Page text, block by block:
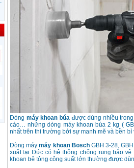
Dòng máy khoan búađược dùng nhiều
cáo… những dòng máy khoan búa 2 kg (
nhất trên thi trường bởi sự manh mẽ và bền
Dòng máymáy khoan BoschGBH 3-28,
xuất tại Đức có hệ thống chống rung bảo
khoan bê tông công suất lớn thường được